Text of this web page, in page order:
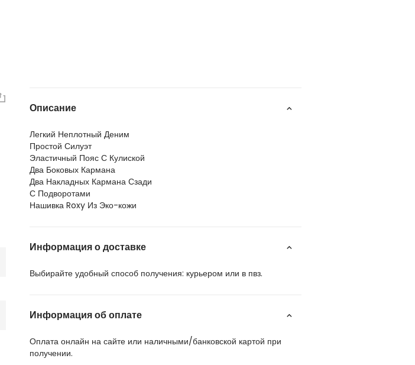
Описание
Легкий Неплотный Деним
Простой Силуэт
Эластичный Пояс С Кулиской
Два Боковых Кармана
Два Накладных Кармана Сзади
С Подворотами
Нашивка Roxy Из Эко-кожи
Информация о доставке
Выбирайте удобный способ получения: курьером или в пвз.
Информация об оплате
Оплата онлайн на сайте или наличными/банковской картой при
получении.